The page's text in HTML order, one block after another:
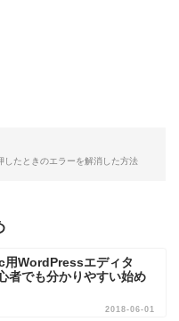
したときのエラーを解消した方法
用WordPressエディタ
者でも分かりやすい始め
2018-06-01